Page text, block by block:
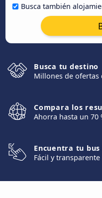
Busca también
Busca tu destino
Millones de ofertas
Compara los
Ahorra hasta un 70
Encuentra tu
Fácil y transparente